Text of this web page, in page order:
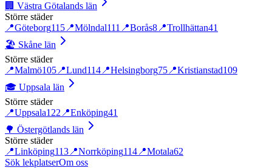
🏢 Västra Götalands län
Större städer
📍Göteborg115 📍Mölndal111 📍Borås8 📍Trollhättan41
🏖️ Skåne län
Större städer
📍Malmö105 📍Lund114 📍Helsingborg75 📍Kristianstad109
🎓 Uppsala län
Större städer
📍Uppsala122 📍Enköping41
🌳 Östergötlands län
Större städer
📍Linköping113 📍Norrköping114 📍Motala62
Sök lekplatserOm oss